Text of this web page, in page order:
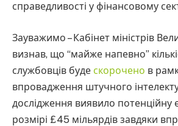
справедливості у фінансовому
Зауважимо – Кабінет міністрів
визнав, що “майже напевно”
службовців буде скорочено в
впровадження штучного
дослідження виявило потенційну
розмірі £45 мільярдів завдяки